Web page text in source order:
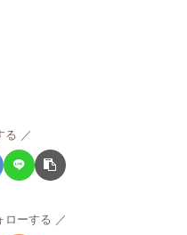
る
ローする